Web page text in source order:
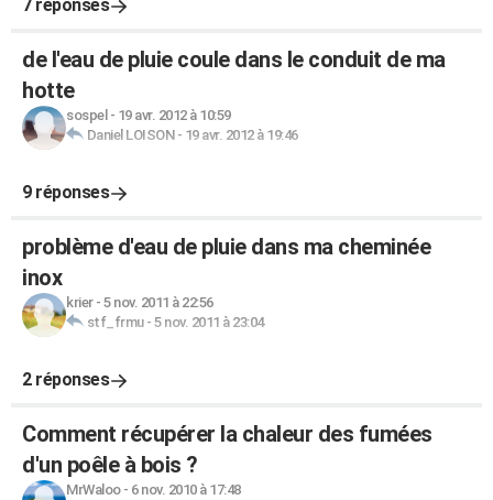
7 réponses
de l'eau de pluie coule dans le conduit de ma
hotte
sospel - 19 avr. 2012 à 10:59
Daniel LOISON- 19 avr. 2012 à 19:46
9 réponses
problème d'eau de pluie dans ma cheminée
inox
krier- 5 nov. 2011 à 22:56
stf_frmu- 5 nov. 2011 à 23:04
2 réponses
Comment récupérer la chaleur des fumées
d'un poêle à bois ?
MrWaloo- 6 nov. 2010 à 17:48